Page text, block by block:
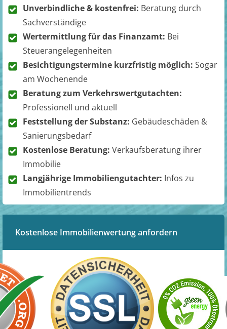
Unverbindliche & kostenfrei: Beratung durch
Sachverständige
Wertermittlung für das Finanzamt: Bei
Steuerangelegenheiten
Besichtigungstermine kurzfristig möglich: Sogar
am Wochenende
Beratung zum Verkehrswertgutachten:
Professionell und aktuell
Feststellung der Substanz: Gebäudeschäden &
Sanierungsbedarf
Kostenlose Beratung: Verkaufsberatung ihrer
Immobilie
Langjährige Immobiliengutachter: Infos zu
Immobilientrends
Kostenlose Immobilienwertung anfordern